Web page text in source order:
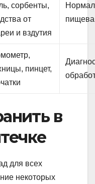
сорбенты,
от
и вздутия
пинцет,
в
для всех
некоторых